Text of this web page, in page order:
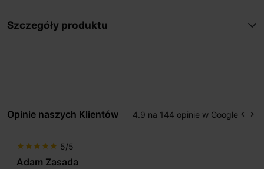
Szczegóły produktu
Opinie naszych Klientów 4.9 na 144 opinie w Google keyboard_arrow_left keyboard_arrow_right
star star star star star 5/5
Adam Zasada